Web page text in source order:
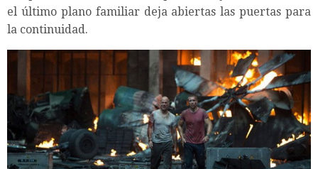
el último plano familiar deja abiertas las puertas para
la continuidad.